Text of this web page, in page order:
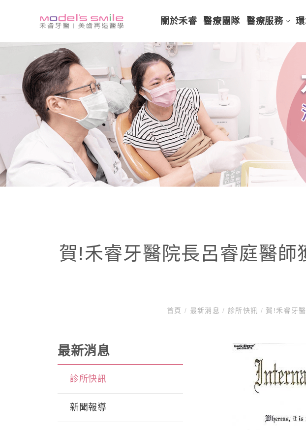
關於禾睿 醫療團隊 醫療服務
賀!禾睿牙醫院長呂睿庭醫
首頁 / 最新消息/ 診所快訊 / 賀!禾睿牙
最新消息
診所快訊
新聞報導